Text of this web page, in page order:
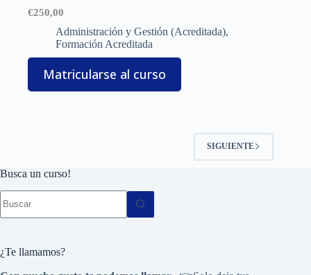
€250,00
Administración y Gestión (Acreditada),
Formación Acreditada
Matricularse al curso
SIGUIENTE
Busca un curso!
resultados
¿Te llamamos?